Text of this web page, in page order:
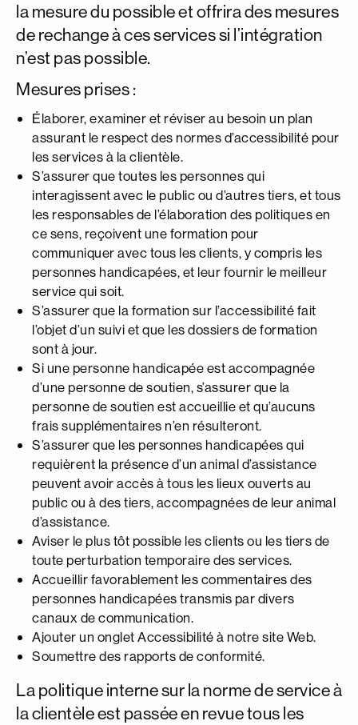
la mesure du possible et offrira des mesures
de rechange à ces services si l’intégration
n’est pas possible.
Mesures prises :
Élaborer, examiner et réviser au besoin un plan
assurant le respect des normes d’accessibilité pour
les services à la clientèle.
S’assurer que toutes les personnes qui
interagissent avec le public ou d’autres tiers, et tous
les responsables de l’élaboration des politiques en
ce sens, reçoivent une formation pour
communiquer avec tous les clients, y compris les
personnes handicapées, et leur fournir le meilleur
service qui soit.
S’assurer que la formation sur l’accessibilité fait
l’objet d’un suivi et que les dossiers de formation
sont à jour.
Si une personne handicapée est accompagnée
d’une personne de soutien, s’assurer que la
personne de soutien est accueillie et qu’aucuns
frais supplémentaires n’en résulteront.
S’assurer que les personnes handicapées qui
requièrent la présence d’un animal d’assistance
peuvent avoir accès à tous les lieux ouverts au
public ou à des tiers, accompagnées de leur animal
d’assistance.
Aviser le plus tôt possible les clients ou les tiers de
toute perturbation temporaire des services.
Accueillir favorablement les commentaires des
personnes handicapées transmis par divers
canaux de communication.
Ajouter un onglet Accessibilité à notre site Web.
Soumettre des rapports de conformité.
La politique interne sur la norme de service à
la clientèle est passée en revue tous les